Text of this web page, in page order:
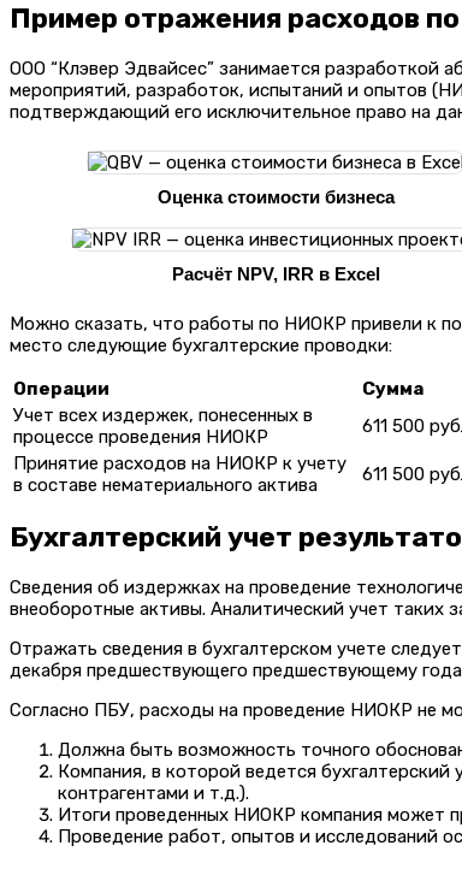
Пример отражения расходов
ООО “Клэвер Эдвайсес” занимается разработкой
мероприятий, разработок, испытаний и опытов
подтверждающий его исключительное право на
Оценка стоимости бизнеса
Расчёт NPV, IRR в Excel
Можно сказать, что работы по НИОКР привели к
место следующие бухгалтерские проводки:
Операции
Сумма
Учет всех издержек, понесенных в
процессе проведения НИОКР
611 500
Принятие расходов на НИОКР к учету
в составе нематериального актива
611 500
Бухгалтерский учет
Сведения об издержках на проведение
внеоборотные активы. Аналитический учет таких
Отражать сведения в бухгалтерском учете
декабря предшествующего предшествующему года
Согласно ПБУ, расходы на проведение НИОКР не
Должна быть возможность точного
Компания, в которой ведется
контрагентами и т.д.).
Итоги проведенных НИОКР компания может
Проведение работ, опытов и исследований